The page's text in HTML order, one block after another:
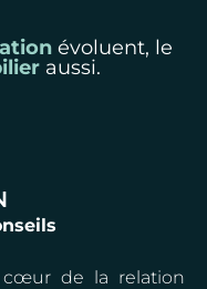
évoluent, le
aussi.
cœur de la relation